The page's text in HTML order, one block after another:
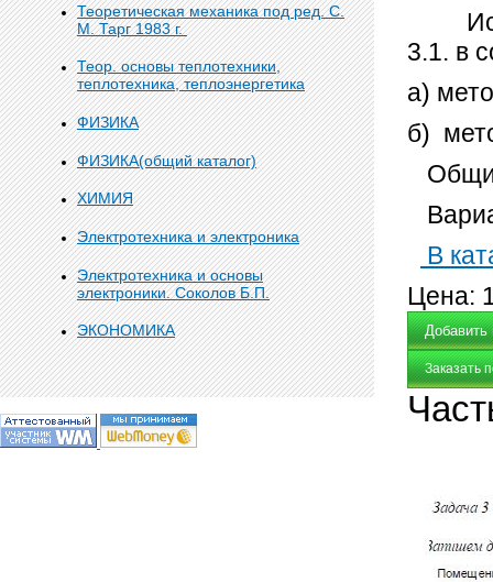
Теоретическая механика под ред. С.
М. Тарг 1983 г.
Теор. основы теплотехники,
теплотехника, теплоэнергетика
ФИЗИКА
ФИЗИКА(общий каталог)
ХИМИЯ
Электротехника и электроника
Электротехника и основы
электроники. Соколов Б.П.
ЭКОНОМИКА
3.1. в
а)
б)
В
Цена:
Заказать